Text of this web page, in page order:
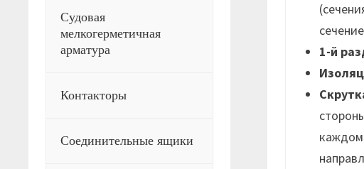
1-й
Судовая
мелкогерметичная
арматура
Контакторы
Соединительные ящики